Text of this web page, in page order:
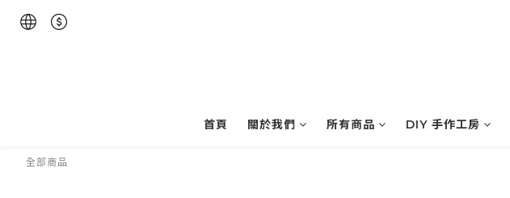
首頁 關於我們 所有商品 DIY 手作工房
全部商品